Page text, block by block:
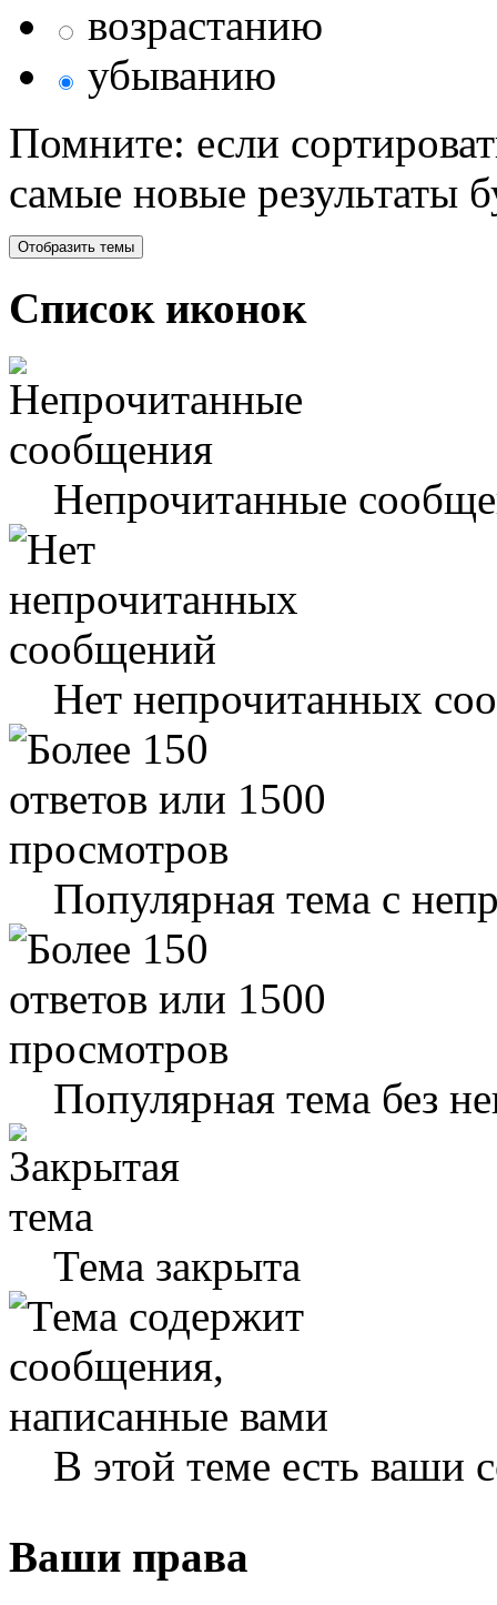
возрастанию
убыванию
Помните: если
самые новые результаты
Список иконок
Непрочитанные
Нет непрочитанных
Популярная тема с
Популярная тема без
Тема закрыта
В этой теме есть ваши
Ваши права